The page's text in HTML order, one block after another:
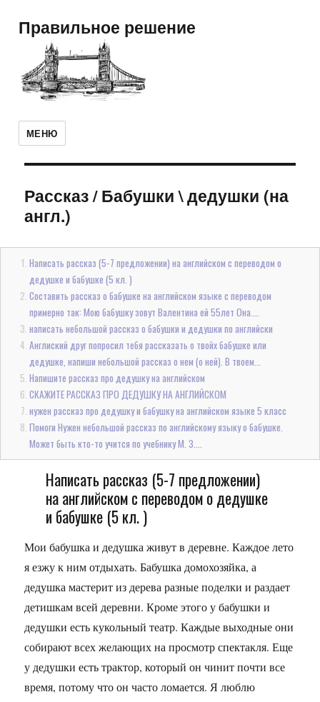
Правильное решение
МЕНЮ
Рассказ/Бабушки \ дедушки (на
англ.)
Написать рассказ (5-7 предложении) на английском с переводом о
дедушке и бабушке (5 кл. )
Составить рассказ о бабушке на английском языке с переводом
примерно так: Мою бабушку зовут Валентина ей 55лет Она....
написать небольшой рассказ о бабушки и дедушки по английски
Англиский друг попросил тебя рассказать о твойх бабушке или
дедушке, напиши небольшой рассказ о нем (о ней). В твоем...
Напишите рассказ про дедушку на английском
СКАЖИТЕ РАССКАЗ ПРО ДЕДУШКУ НА АНГЛИЙСКОМ
нужен рассказ про дедушку и бабушку на английском языке 5 класс
Помоги Нужен небольшой рассказ по английскому языку о бабушке.
Может быть кто-то учится по учебнику М. З....
Написать рассказ (5-7 предложении)
на английском с переводом о дедушке
и бабушке (5 кл. )
Мои бабушка и дедушка живут в деревне. Каждое лето
я езжу к ним отдыхать. Бабушка домохозяйка, а
дедушка мастерит из дерева разные поделки и раздает
детишкам всей деревни. Кроме этого у бабушки и
дедушки есть кукольный театр. Каждые выходные они
собирают всех желающих на просмотр спектакля. Еще
у дедушки есть трактор, который он чинит почти все
время, потому что он часто ломается. Я люблю